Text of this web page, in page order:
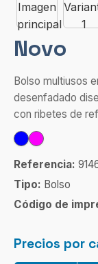
Novo
Bolso multiusos
desenfadado
con ribetes de
Referencia:
Tipo: Bolso
Código de
Precios por